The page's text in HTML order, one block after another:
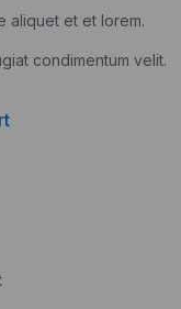
aliquet et et lorem.
condimentum velit.